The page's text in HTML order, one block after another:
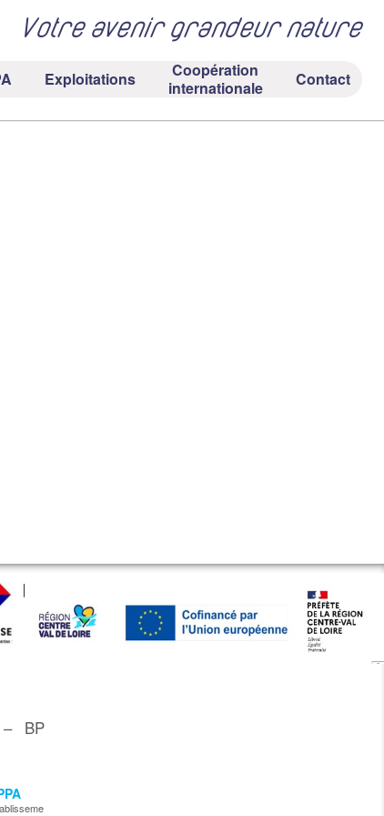
Votre avenir grandeur nature
Exploitations
Coopération
internationale
Contact
– BP